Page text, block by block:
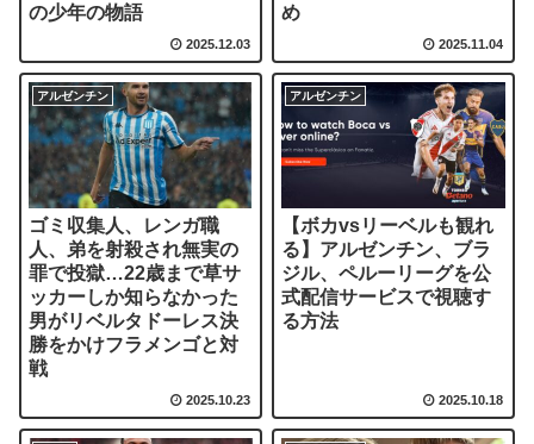
の少年の物語
2025.12.03
め
2025.11.04
アルゼンチン
ゴミ収集人、レンガ職
人、弟を射殺され無実の
罪で投獄…22歳まで草サ
ッカーしか知らなかった
男がリベルタドーレス決
勝をかけフラメンゴと対
戦
2025.10.23
アルゼンチン
【ボカvsリーベルも観れ
る】アルゼンチン、ブラ
ジル、ペルーリーグを公
式配信サービスで視聴す
る方法
2025.10.18